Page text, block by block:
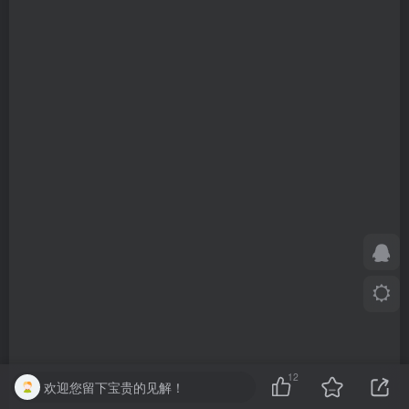
欢迎您留下宝贵的见解！
12